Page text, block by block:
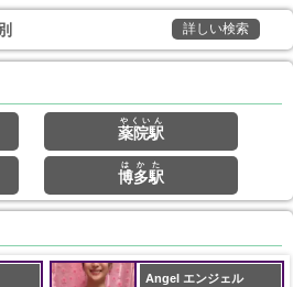
詳しい検索
薬院駅
やくいん
博多駅
はかた
Angel エンジェル